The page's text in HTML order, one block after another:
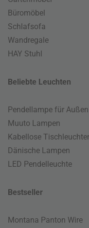
Büromöbel
Schlafsofa
Wandregale
HAY Stuhl
Beliebte Leuchten
Pendellampe für Außen
Muuto Lampen
Kabellose
Dänische Lampen
LED Pendelleuchte
Bestseller
Montana Panton Wire